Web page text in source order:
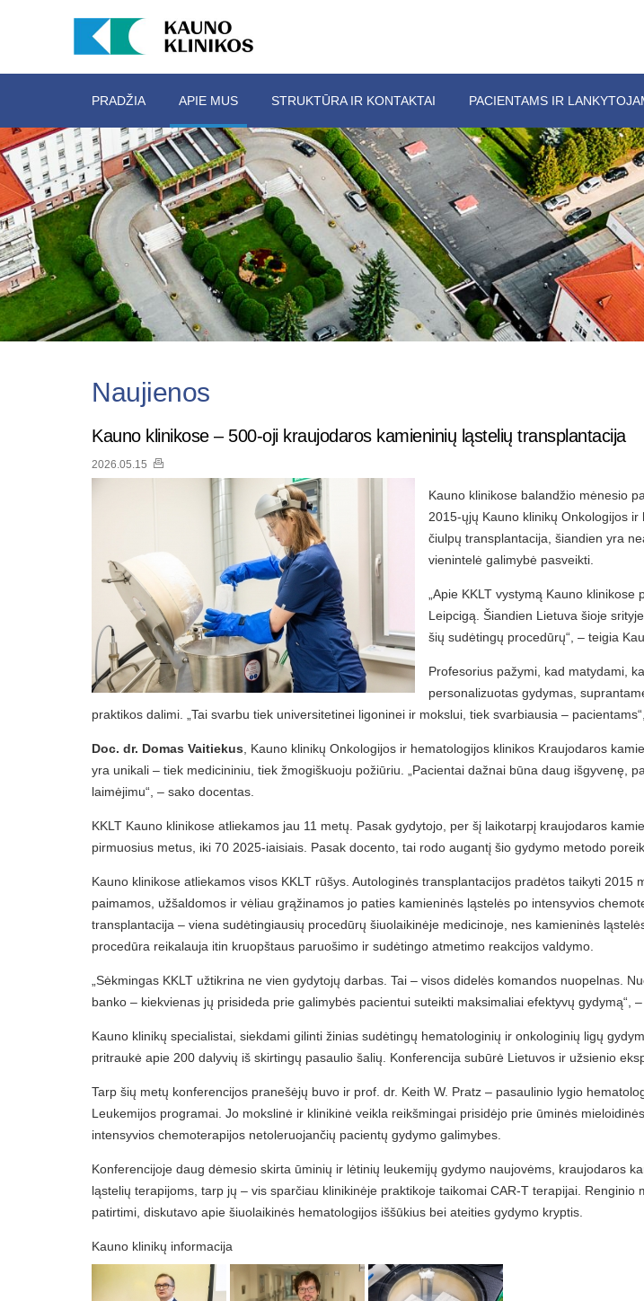
PRADŽIA APIE MUS STRUKTŪRA IR KONTAKTAI PACIENTAMS IR
Naujienos
Kauno klinikose – 500-oji kraujodaros kamieninių ląstelių transplantacija
2026.05.15
Kauno klinikose balandžio mėnesio
2015-ųjų Kauno klinikų Onkologijos
čiulpų transplantacija, šiandien yra
vienintelė galimybė pasveikti.
„Apie KKLT vystymą Kauno
Leipcigą. Šiandien Lietuva šioje
šių sudėtingų procedūrų“, – teigia
Profesorius pažymi, kad matydami,
personalizuotas gydymas,
praktikos dalimi. „Tai svarbu tiek universitetinei ligoninei ir mokslui, tiek svarbiausia –
Doc. dr. Domas Vaitiekus , Kauno klinikų Onkologijos ir hematologijos klinikos Kraujodaros
yra unikali – tiek medicininiu, tiek žmogiškuoju požiūriu. „Pacientai dažnai būna daug išgyvenę,
laimėjimu“, – sako docentas.
KKLT Kauno klinikose atliekamos jau 11 metų. Pasak gydytojo, per šį laikotarpį kraujodaros
pirmuosius metus, iki 70 2025-iaisiais. Pasak docento, tai rodo augantį šio gydymo metodo
Kauno klinikose atliekamos visos KKLT rūšys. Autologinės transplantacijos pradėtos taikyti
paimamos, užšaldomos ir vėliau grąžinamos jo paties kamieninės ląstelės po intensyvios
transplantacija – viena sudėtingiausių procedūrų šiuolaikinėje medicinoje, nes kamieninės
procedūra reikalauja itin kruopštaus paruošimo ir sudėtingo atmetimo reakcijos valdymo.
„Sėkmingas KKLT užtikrina ne vien gydytojų darbas. Tai – visos didelės komandos nuopelnas.
banko – kiekvienas jų prisideda prie galimybės pacientui suteikti maksimaliai efektyvų gydymą“,
Kauno klinikų specialistai, siekdami gilinti žinias sudėtingų hematologinių ir onkologinių ligų
pritraukė apie 200 dalyvių iš skirtingų pasaulio šalių. Konferencija subūrė Lietuvos ir užsienio
Tarp šių metų konferencijos pranešėjų buvo ir prof. dr. Keith W. Pratz – pasaulinio lygio
Leukemijos programai. Jo mokslinė ir klinikinė veikla reikšmingai prisidėjo prie ūminės
intensyvios chemoterapijos netoleruojančių pacientų gydymo galimybes.
Konferencijoje daug dėmesio skirta ūminių ir lėtinių leukemijų gydymo naujovėms, kraujodaros
ląstelių terapijoms, tarp jų – vis sparčiau klinikinėje praktikoje taikomai CAR-T terapijai.
patirtimi, diskutavo apie šiuolaikinės hematologijos iššūkius bei ateities gydymo kryptis.
Kauno klinikų informacija